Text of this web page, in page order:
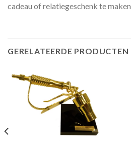
cadeau of relatiegeschenk te maken.
GERELATEERDE PRODUCTEN